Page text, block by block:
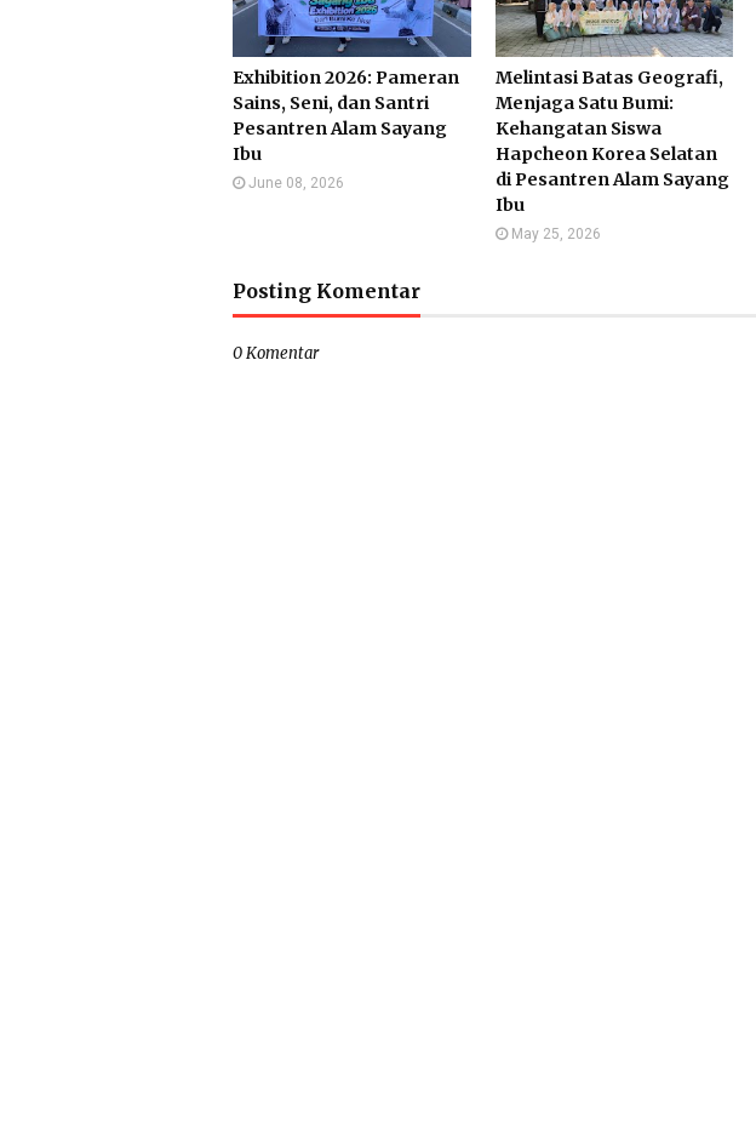
Exhibition 2026: Pameran
Sains, Seni, dan Santri
Pesantren Alam Sayang
Ibu
June 08, 2026
Melintasi Batas Geografi,
Menjaga Satu Bumi:
Kehangatan Siswa
Hapcheon Korea Selatan
di Pesantren Alam Sayang
Ibu
May 25, 2026
Posting Komentar
0 Komentar